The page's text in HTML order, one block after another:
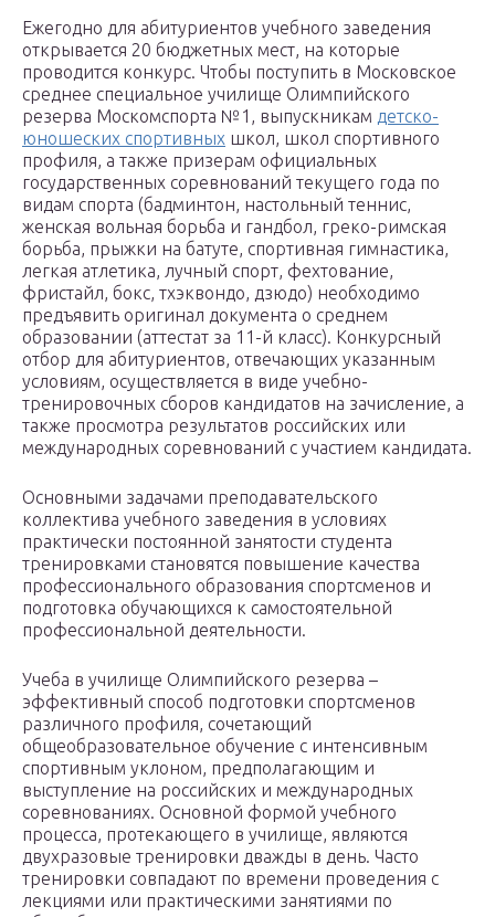
Ежегодно для абитуриентов учебного заведения
открывается 20 бюджетных мест, на которые
проводится конкурс. Чтобы поступить в Московское
среднее специальное училище Олимпийского
резерва Москомспорта №1, выпускникам детско-
юношеских спортивных школ, школ спортивного
профиля, а также призерам официальных
государственных соревнований текущего года по
видам спорта (бадминтон, настольный теннис,
женская вольная борьба и гандбол, греко-римская
борьба, прыжки на батуте, спортивная гимнастика,
легкая атлетика, лучный спорт, фехтование,
фристайл, бокс, тхэквондо, дзюдо) необходимо
предъявить оригинал документа о среднем
образовании (аттестат за 11-й класс). Конкурсный
отбор для абитуриентов, отвечающих указанным
условиям, осуществляется в виде учебно-
тренировочных сборов кандидатов на зачисление, а
также просмотра результатов российских или
международных соревнований с участием кандидата.
Основными задачами преподавательского
коллектива учебного заведения в условиях
практически постоянной занятости студента
тренировками становятся повышение качества
профессионального образования спортсменов и
подготовка обучающихся к самостоятельной
профессиональной деятельности.
Учеба в училище Олимпийского резерва –
эффективный способ подготовки спортсменов
различного профиля, сочетающий
общеобразовательное обучение с интенсивным
спортивным уклоном, предполагающим и
выступление на российских и международных
соревнованиях. Основной формой учебного
процесса, протекающего в училище, являются
двухразовые тренировки дважды в день. Часто
тренировки совпадают по времени проведения с
лекциями или практическими занятиями по